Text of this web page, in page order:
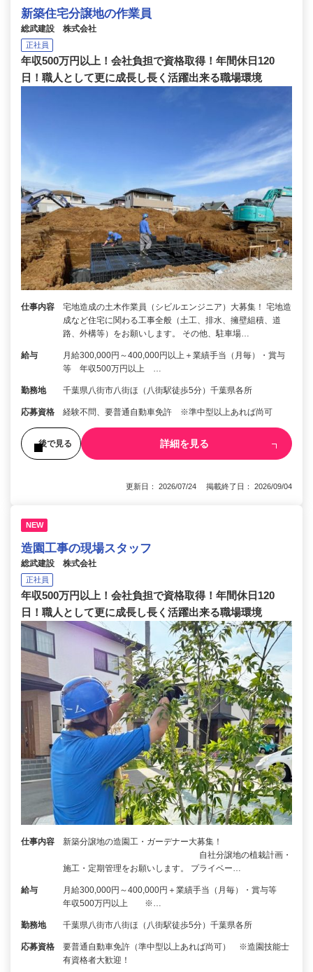
新築住宅分譲地の作業員
総武建設 株式会社
正社員
年収500万円以上！会社負担で資格取得！年間休日120
日！職人として更に成長し長く活躍出来る職場環境
仕事内容
宅地造成の土木作業員（シビルエンジニア）大募集！ 宅地造
成など住宅に関わる工事全般（土工、排水、擁壁組積、道
路、外構等）をお願いします。 その他、駐車場…
給与
月給300,000円～400,000円以上＋業績手当（月毎）・賞与
等 年収500万円以上 …
勤務地 千葉県八街市八街ほ（八街駅徒歩5分）千葉県各所
応募資格 経験不問、要普通自動車免許 ※準中型以上あれば尚可
後で見る 詳細を見る
更新日： 2026/07/24 掲載終了日： 2026/09/04
NEW
造園工事の現場スタッフ
総武建設 株式会社
正社員
年収500万円以上！会社負担で資格取得！年間休日120
日！職人として更に成長し長く活躍出来る職場環境
仕事内容
新築分譲地の造園工・ガーデナー大募集！
自社分譲地の植栽計画・
施工・定期管理をお願いします。 プライベー…
給与
月給300,000円～400,000円＋業績手当（月毎）・賞与等
年収500万円以上 ※…
勤務地 千葉県八街市八街ほ（八街駅徒歩5分）千葉県各所
応募資格
要普通自動車免許（準中型以上あれば尚可） ※造園技能士
有資格者大歓迎！